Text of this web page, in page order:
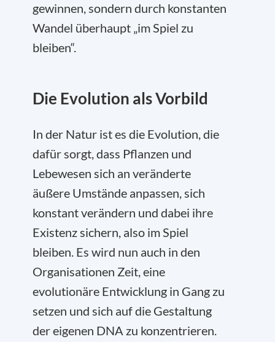
gewinnen, sondern durch konstanten
Wandel überhaupt „im Spiel zu
bleiben“.
Die Evolution als Vorbild
In der Natur ist es die Evolution, die
dafür sorgt, dass Pflanzen und
Lebewesen sich an veränderte
äußere Umstände anpassen, sich
konstant verändern und dabei ihre
Existenz sichern, also im Spiel
bleiben. Es wird nun auch in den
Organisationen Zeit, eine
evolutionäre Entwicklung in Gang zu
setzen und sich auf die Gestaltung
der eigenen DNA zu konzentrieren.